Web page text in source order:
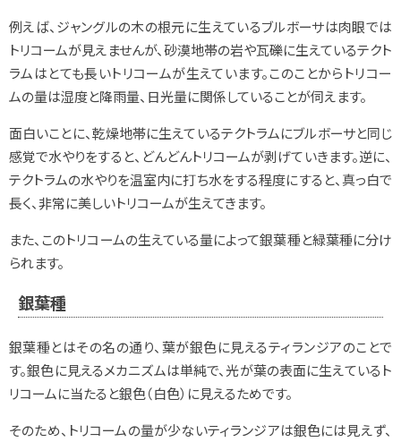
例えば、ジャングルの木の根元に生えているブルボーサは肉眼では
トリコームが見えませんが、砂漠地帯の岩や瓦礫に生えているテクト
ラムはとても長いトリコームが生えています。このことからトリコー
ムの量は湿度と降雨量、日光量に関係していることが伺えます。
面白いことに、乾燥地帯に生えているテクトラムにブルボーサと同じ
感覚で水やりをすると、どんどんトリコームが剥げていきます。逆に、
テクトラムの水やりを温室内に打ち水をする程度にすると、真っ白で
長く、非常に美しいトリコームが生えてきます。
また、このトリコームの生えている量によって銀葉種と緑葉種に分け
られます。
銀葉種
銀葉種とはその名の通り、葉が銀色に見えるティランジアのことで
す。銀色に見えるメカニズムは単純で、光が葉の表面に生えているト
リコームに当たると銀色（白色）に見えるためです。
そのため、トリコームの量が少ないティランジアは銀色には見えず、